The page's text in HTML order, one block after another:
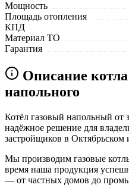
Мощность
Площадь отопления
КПД
Материал ТО
Гарантия
Описание котла
напольного
Котёл газовый напольный от
надёжное решение для
застройщиков в Октябрьском
Мы производим газовые
время наша продукция
— от частных домов до